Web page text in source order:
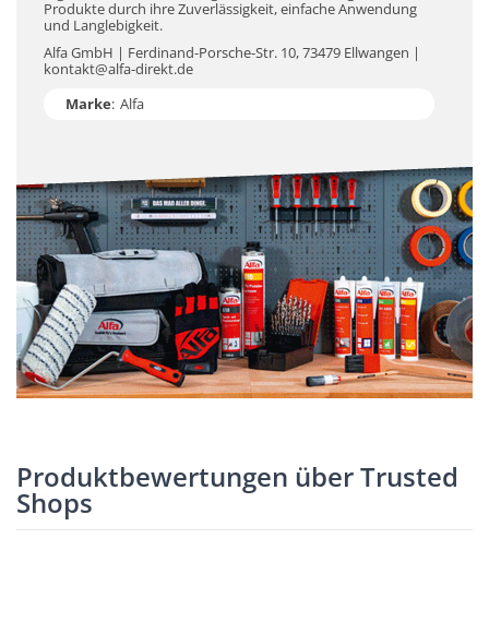
Produkte durch ihre Zuverlässigkeit, einfache Anwendung
und Langlebigkeit.
Alfa GmbH | Ferdinand-Porsche-Str. 10, 73479 Ellwangen |
kontakt@alfa-direkt.de
Marke: Alfa
Produktbewertungen über Trusted
Shops